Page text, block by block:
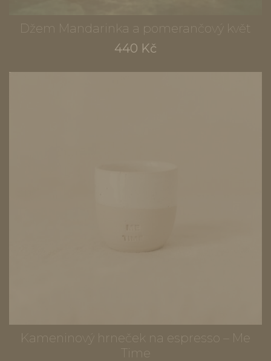
Džem Mandarinka a pomerančový květ
440 Kč
Kameninový hrneček na espresso – Me
Time